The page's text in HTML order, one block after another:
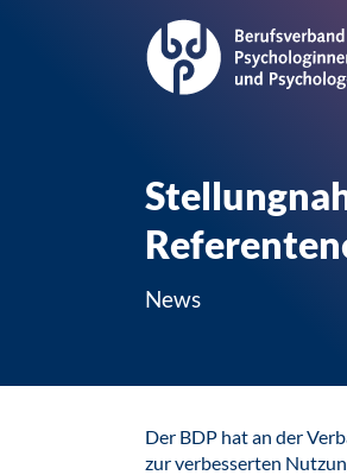
News
Der BDP hat an der
zur verbesserten